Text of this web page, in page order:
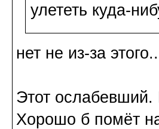
улететь куда-
нет не из-за
Этот ослабевший.
Хорошо б помёт